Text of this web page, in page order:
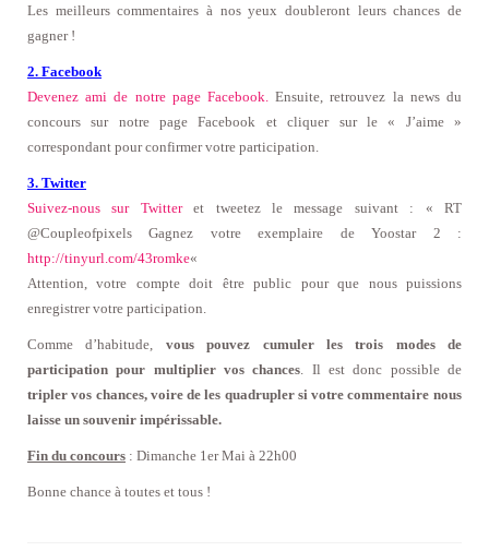
Les meilleurs commentaires à nos yeux doubleront leurs chances de
gagner !
2. Facebook
Devenez ami de notre page Facebook. Ensuite, retrouvez la news du
concours sur notre page Facebook et cliquer sur le « J’aime »
correspondant pour confirmer votre participation.
3. Twitter
Suivez-nous sur Twitteret tweetez le message suivant : « RT
@Coupleofpixels Gagnez votre exemplaire de Yoostar 2 :
http://tinyurl.com/43romke«
Attention, votre compte doit être public pour que nous puissions
enregistrer votre participation.
Comme d’habitude, vous pouvez cumuler les trois modes de
participation pour multiplier vos chances. Il est donc possible de
tripler vos chances, voire de les quadrupler si votre commentaire nous
laisse un souvenir impérissable.
Fin du concours : Dimanche 1er Mai à 22h00
Bonne chance à toutes et tous !